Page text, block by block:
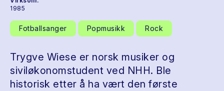
1985
Fotballsanger Popmusikk Rock
Trygve Wiese er norsk musiker og
siviløkonomstudent ved NHH. Ble
historisk etter å ha vært den første